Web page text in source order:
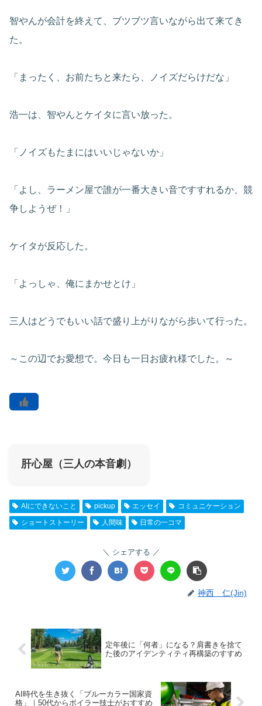
智やんが会計を終えて、ブツブツ言いながら出て来てき
た。
「まったく、お前たちと来たら、ノイズだらけだな」
浩一は、智やんとケイタに言い放った。
「ノイズもたまにはいいじゃないか」
「よし、ラーメン屋で誰が一番大きい音ですすれるか、競
争しようぜ！」
ケイタが反応した。
「よっしゃ、俺にまかせとけ」
三人はどうでもいい話で盛り上がりながら歩いて行った。
～この辺でお愛想で。今日も一日お疲れ様でした。～
肝心屋（三人の本音劇）
AIにできないこと pickup エッセイ
コミュニケーション
ショートストーリー
人間味 日常の一コマ
シェアする
神西 仁(Jin)
定年後に「何者」になる？肩書きを捨て
た後のアイデンティティ再構築のすすめ
AI時代を生き抜く「ブルーカラー国家資
格」｜50代からボイラー技士がおすすめ